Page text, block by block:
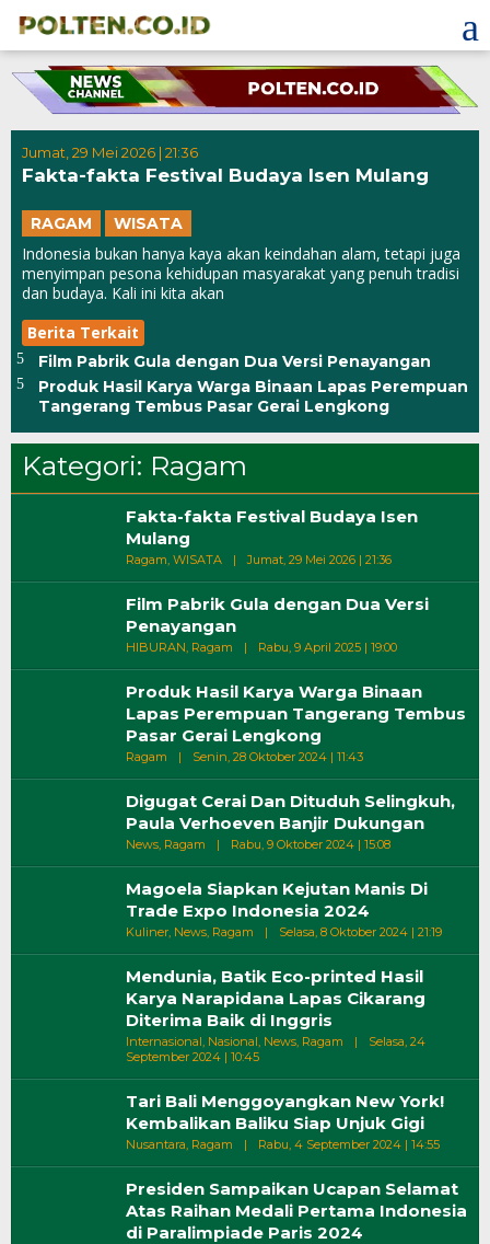
content
Jumat, 29 Mei 2026 | 21:36
Fakta-fakta Festival Budaya Isen Mulang
RAGAM WISATA
Indonesia bukan hanya kaya akan keindahan alam, tetapi juga
menyimpan pesona kehidupan masyarakat yang penuh tradisi
dan budaya. Kali ini kita akan
Berita Terkait
Film Pabrik Gula dengan Dua Versi Penayangan
Produk Hasil Karya Warga Binaan Lapas Perempuan
Tangerang Tembus Pasar Gerai Lengkong
Kategori: Ragam
Fakta-fakta Festival Budaya Isen
Mulang
Ragam, WISATA | Jumat, 29 Mei 2026 | 21:36Oleh
Film Pabrik Gula dengan Dua Versi
Penayangan
HIBURAN, Ragam | Rabu, 9 April 2025 | 19:00Oleh
Produk Hasil Karya Warga Binaan
Lapas Perempuan Tangerang Tembus
Pasar Gerai Lengkong
Ragam | Senin, 28 Oktober 2024 | 11:43Oleh
Digugat Cerai Dan Dituduh Selingkuh,
Paula Verhoeven Banjir Dukungan
News, Ragam | Rabu, 9 Oktober 2024 | 15:08Oleh
Magoela Siapkan Kejutan Manis Di
Trade Expo Indonesia 2024
Kuliner, News, Ragam | Selasa, 8 Oktober 2024 | 21:19Oleh
Mendunia, Batik Eco-printed Hasil
Karya Narapidana Lapas Cikarang
Diterima Baik di Inggris
Internasional, Nasional, News, Ragam |
Selasa, 24
September 2024 | 10:45Oleh
Tari Bali Menggoyangkan New York!
Kembalikan Baliku Siap Unjuk Gigi
Nusantara, Ragam | Rabu, 4 September 2024 | 14:55Oleh
Presiden Sampaikan Ucapan Selamat
Atas Raihan Medali Pertama Indonesia
di Paralimpiade Paris 2024